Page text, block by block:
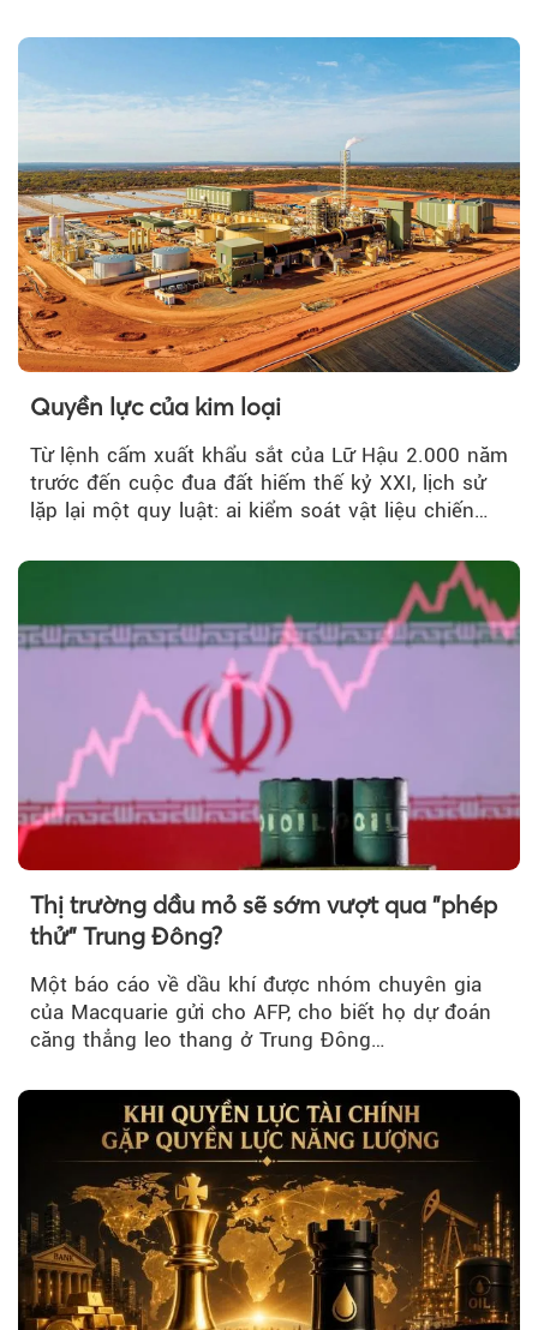
Quyền lực của kim loại
Từ lệnh cấm xuất khẩu sắt của Lữ Hậu 2.000 năm
trước đến cuộc đua đất hiếm thế kỷ XXI, lịch sử
lặp lại một quy luật: ai kiểm soát vật liệu chiến
Thị trường dầu mỏ sẽ sớm vượt qua "phép
thử" Trung Đông?
Một báo cáo về dầu khí được nhóm chuyên gia
của Macquarie gửi cho AFP, cho biết họ dự đoán
căng thẳng leo thang ở Trung Đông…